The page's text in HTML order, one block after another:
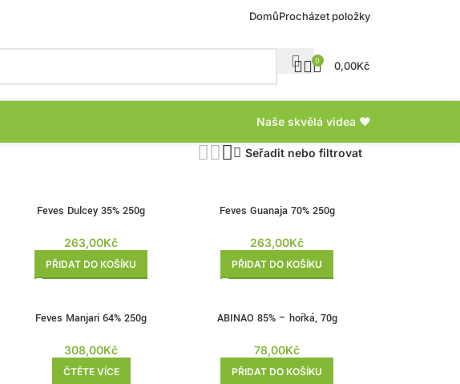
DomůProcházet položky
0 0,00Kč
Naše skvělá videa ❤
Seřadit nebo filtrovat
Feves Dulcey 35% 250g
263,00Kč
PŘIDAT DO KOŠÍKU
Feves Guanaja 70% 250g
263,00Kč
PŘIDAT DO KOŠÍKU
BRZY
ZPĚTFeves Manjari 64% 250g
308,00Kč
ČTĚTE VÍCE
ABINAO 85% – hořká, 70g
78,00Kč
PŘIDAT DO KOŠÍKU